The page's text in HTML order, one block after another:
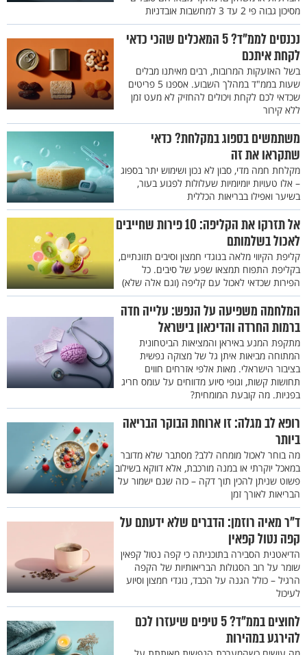
מסיכון גבוה פי 2 עד 3 למחשבות אובדניות
נכנסים לממ"ד? 5 המאכלים שהכי כדאי
לקחת איתכם
בשל האזעקות המרובות, רבים מאיתנו מבלים
שעות בממ"ד במהלך השבוע. אספנו 5 פריטים
שכדאי לכם לקחת ויכולים להחזיק לא מעט זמן
ללא קירור
משתמשים בספוג במקלחת? כדאי
שתקראו את זה
מקלחת חמה מדי, סבון לא נכון ושימוש יתר בספוג
– אלו טעויות יומיומיות שעלולות לפגוע בעור,
בשיער ואפילו בבריאות הכללית
אל תזרקו את הקליפה: 10 פירות שחייבים
לאכול בשלמותם
קליפת הקיווי מלאה בנוגדי חמצון וסיבים תזונתיים,
בקליפת התפוח תמצאו שפע של סיבים. כל
הפירות שכדאי לאכול עם קליפה (וגם אלה שלא)
המלחמה משפיעה על הנפש: עלייה חדה
ברמות החרדה והדיכאון בישראל
מתקפת המנע באיראן והמציאות הביטחונית
המתוחה מביאות איתן גל של מצוקה נפשית
בציבור הישראלי. מאות אלפי אזרחים חווים
תחושות קשות, וגופי סיוע מדווחים על עומס חריג
בפניות. מה קובעת המומחית?
רופא לב מגלה: זו ארוחת הבוקר הבריאה
ביותר
מה בוחר לאכול מומחה ללב? מסתבר שלא מדובר
במאכל יוקרתי או במנה מורכבת, אלא דווקא בשילוב
פשוט שניתן להכין תוך דקה – כזה שגם ישמור על
הבריאות לאורך זמן
ד"ר מאיה רוזמן: הדברים שלא ידעתם על
קפה נטול קפאין
הדיאטנית הסבירה בתוכניתה כי קפה נטול קפאין
שומר על רוב הסגולות הבריאותיות של הקפה
הרגיל – כולל הגנה על הכבד, נוגדי חמצון וסיוע
לעיכול
לחוצים בממ"ד? 5 טיפים שיעזרו לכם
להירגע במהירות